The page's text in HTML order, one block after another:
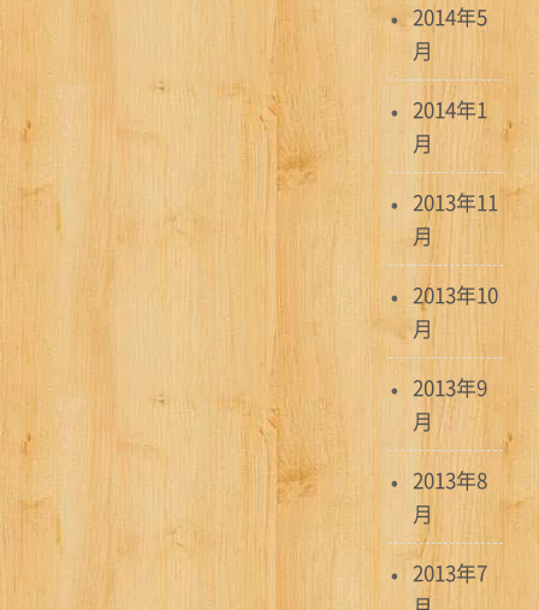
2014年5
月
2014年1
月
2013年11
月
2013年10
月
2013年9
月
2013年8
月
2013年7